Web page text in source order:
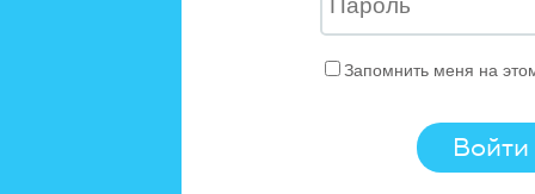
Запомнить меня на